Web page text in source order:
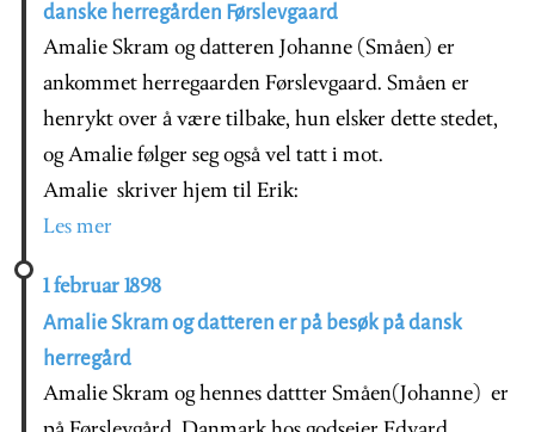
danske herregården Førslevgaard
Amalie Skram og datteren Johanne (Småen) er
ankommet herregaarden Førslevgaard. Småen er
henrykt over å være tilbake, hun elsker dette stedet,
og Amalie følger seg også vel tatt i mot.
Amalie skriver hjem til Erik:
Les mer
1 februar 1898
Amalie Skram og datteren er på besøk på dansk
herregård
Amalie Skram og hennes dattter Småen(Johanne) er